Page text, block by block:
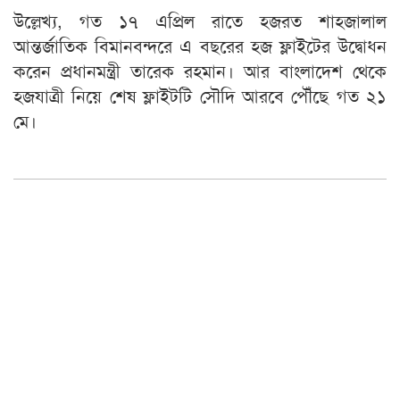
উল্লেখ্য, গত ১৭ এপ্রিল রাতে হজরত শাহজালাল
আন্তর্জাতিক বিমানবন্দরে এ বছরের হজ ফ্লাইটের উদ্বোধন
করেন প্রধানমন্ত্রী তারেক রহমান। আর বাংলাদেশ থেকে
হজযাত্রী নিয়ে শেষ ফ্লাইটটি সৌদি আরবে পৌঁছে গত ২১
মে।